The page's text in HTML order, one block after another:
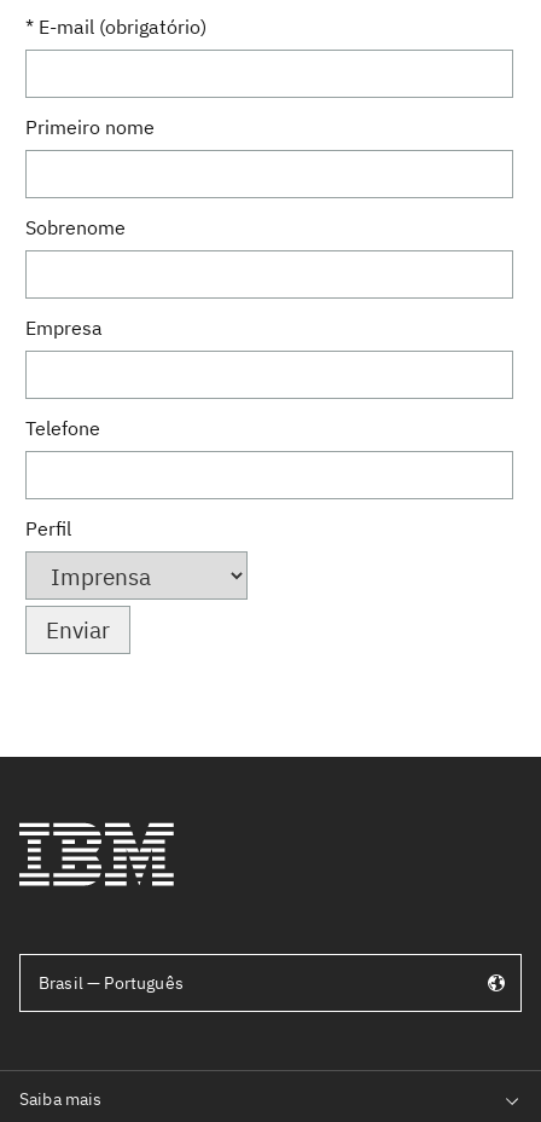
* E-mail (obrigatório)
Primeiro nome
Sobrenome
Empresa
Telefone
Perfil
Brasil — Português